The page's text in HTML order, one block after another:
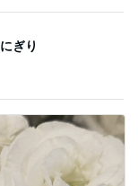
ぎり